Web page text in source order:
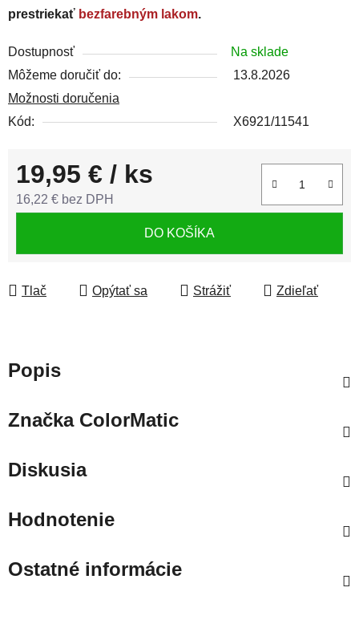
prestriekať bezfarebným lakom.
Dostupnosť
Na sklade
Môžeme doručiť do:
13.8.2026
Možnosti doručenia
Kód:
X6921/11541
19,95 € / ks
16,22 € bez DPH
DO KOŠÍKA
Tlač Opýtať sa Strážiť Zdieľať
Popis
ZnačkaColorMatic
Diskusia
Hodnotenie
Ostatné informácie